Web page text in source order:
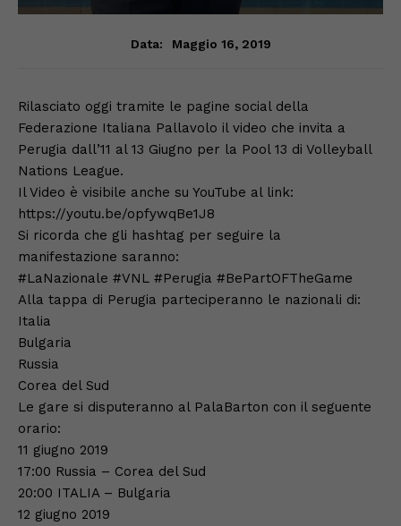
Data: Maggio 16, 2019
Rilasciato oggi tramite le pagine social della
Federazione Italiana Pallavolo il video che invita a
Perugia dall’11 al 13 Giugno per la Pool 13 di Volleyball
Nations League.
Il Video è visibile anche su YouTube al link:
https://youtu.be/opfywqBe1J8
Si ricorda che gli hashtag per seguire la
manifestazione saranno:
#LaNazionale #VNL #Perugia #BePartOFTheGame
Alla tappa di Perugia parteciperanno le nazionali di:
Italia
Bulgaria
Russia
Corea del Sud
Le gare si disputeranno al PalaBarton con il seguente
orario:
11 giugno 2019
17:00 Russia – Corea del Sud
20:00 ITALIA – Bulgaria
12 giugno 2019